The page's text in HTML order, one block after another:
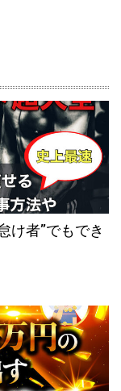
け者”でもでき